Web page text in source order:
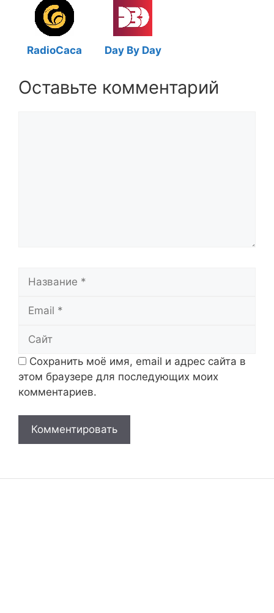
RadioCaca Day By Day
Оставьте комментарий
Сохранить моё имя, email и адрес сайта в
этом браузере для последующих моих
комментариев.